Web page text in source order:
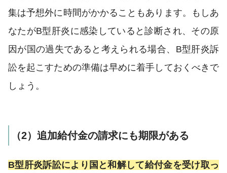
集は予想外に時間がかかることもあります。もしあ
なたがB型肝炎に感染していると診断され、その原
因が国の過失であると考えられる場合、B型肝炎訴
訟を起こすための準備は早めに着手しておくべきで
しょう。
（2）追加給付金の請求にも期限がある
B型肝炎訴訟により国と和解して給付金を受け取っ